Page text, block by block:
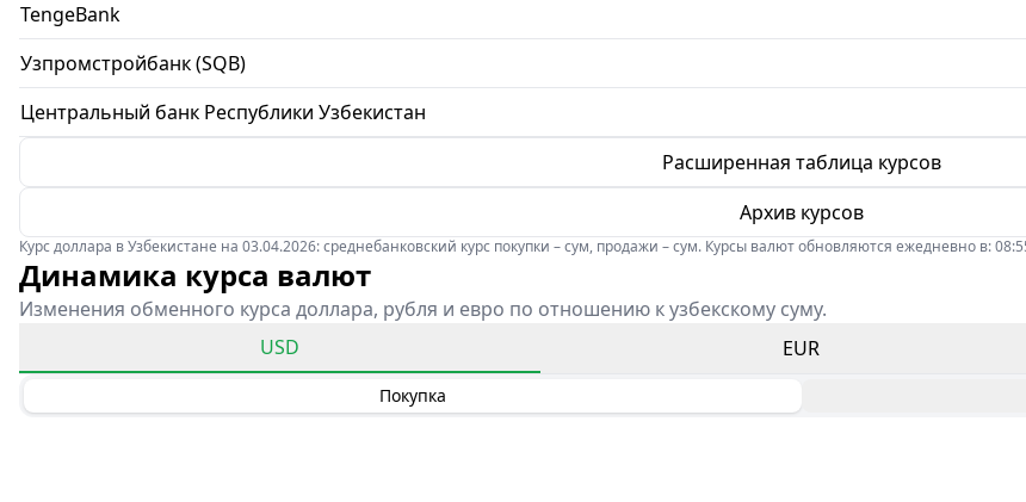
TengeBank
Узпромстройбанк (SQB)
Центральный банк Республики Узбекистан
Расширенная таблица курсов
Архив курсов
Курс доллара в Узбекистане на 03.04.2026: среднебанковский курс покупки – сум, продажи – сум. Курсы валют обновляются ежедневно в:
Динамика курса валют
Изменения обменного курса доллара, рубля и евро по отношению к узбекскому суму.
USD
EUR
Покупка